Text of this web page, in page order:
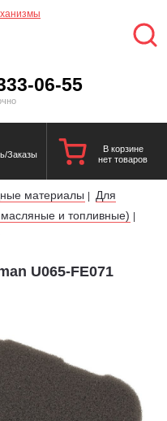
06-55
Заказы
В корзине
нет товаров
материалы |
Для
и топливные) |
U065-FE071